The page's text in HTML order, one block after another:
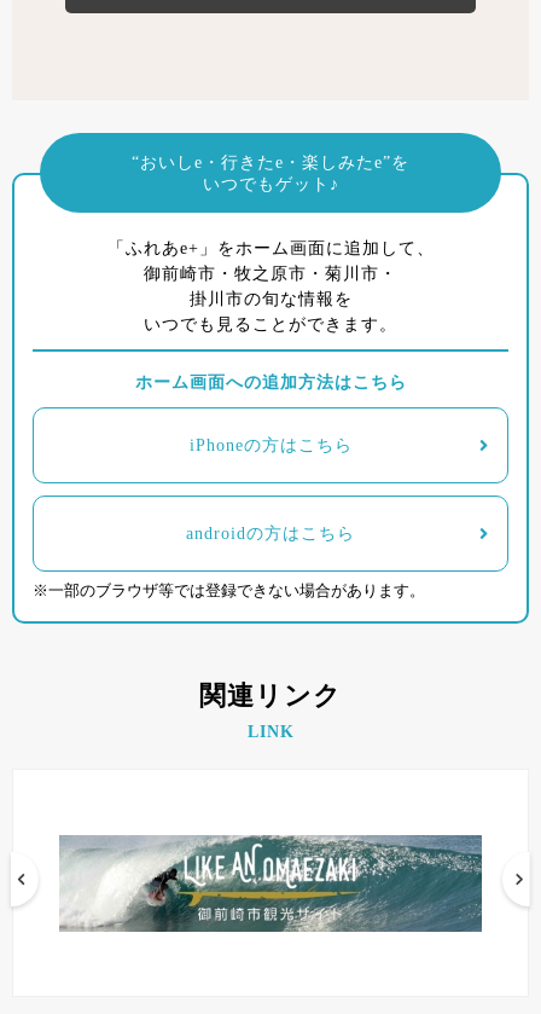
“おいしe・行きたe・楽しみたe”を
いつでもゲット♪
「ふれあe+」をホーム画面に追加して、
御前崎市・牧之原市・菊川市・
掛川市の旬な情報を
いつでも見ることができます。
ホーム画面への追加方法はこちら
iPhoneの方はこちら
androidの方はこちら
※一部のブラウザ等では登録できない場合があります。
関連リンク
LINK